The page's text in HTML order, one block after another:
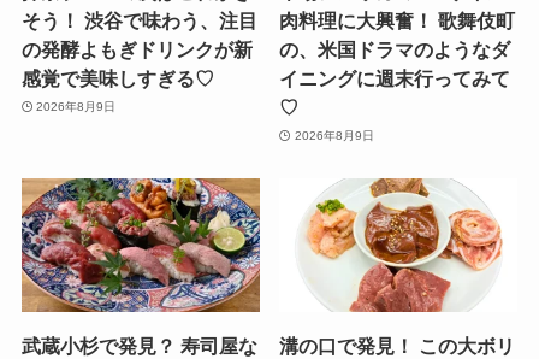
そう！ 渋谷で味わう、注目
の発酵よもぎドリンクが新
感覚で美味しすぎる♡
2026年8月9日
肉料理に大興奮！ 歌舞伎町
の、米国ドラマのようなダ
イニングに週末行ってみて
♡
2026年8月9日
武蔵小杉で発見？ 寿司屋な
溝の口で発見！ この大ボリ